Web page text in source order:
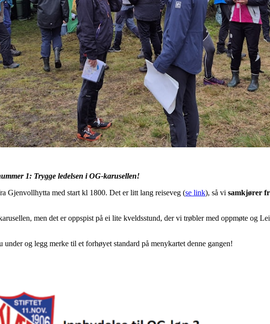
1: Trygge ledelsen i OG-karusellen!
Gjenvollhytta med start kl 1800. Det er litt lang reiseveg (se link), så vi samkjører
men det er oppspist på ei lite kveldsstund, der vi trøbler med oppmøte og
og legg merke til et forhøyet standard på menykartet denne gangen!